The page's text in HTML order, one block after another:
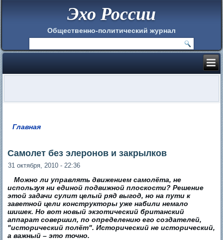
Эхо России
Общественно-политический журнал
Главная
Самолет без элеронов и закрылков
31 октября, 2010 - 22:36
Можно ли управлять движением самолёта, не
используя ни единой подвижной плоскости? Решение
этой задачи сулит целый ряд выгод, но на пути к
заветной цели конструкторы уже набили немало
шишек. Но вот новый экзотический британский
аппарат совершил, по определению его создателей,
"исторический полёт". Исторический не исторический,
а важный – это точно.